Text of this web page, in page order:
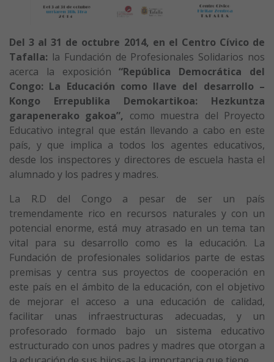
Del 3 al 31 de octubre 2014, en el Centro Cívico de
Tafalla: la Fundación de Profesionales Solidarios nos
acerca la exposición“República Democrática del
Congo: La Educación como llave del desarrollo –
Kongo Errepublika Demokartikoa: Hezkuntza
garapenerako gakoa”, como muestra del Proyecto
Educativo integral que están llevando a cabo en este
país, y que implica a todos los agentes educativos,
desde los inspectores y directores de escuela hasta el
alumnado y los padres y madres.
La R.D del Congo a pesar de ser un país
tremendamente rico en recursos naturales y con un
potencial enorme, está muy atrasado en un tema tan
vital para su desarrollo como es la educación. La
Fundación de profesionales solidarios parte de estas
premisas y centra sus proyectos de cooperación en
este país en el ámbito de la educación, con el objetivo
de mejorar el acceso a una educación de calidad,
facilitar unas infraestructuras adecuadas, y un
profesorado formado bajo un sistema educativo
estructurado con unos padres y madres que otorgan a